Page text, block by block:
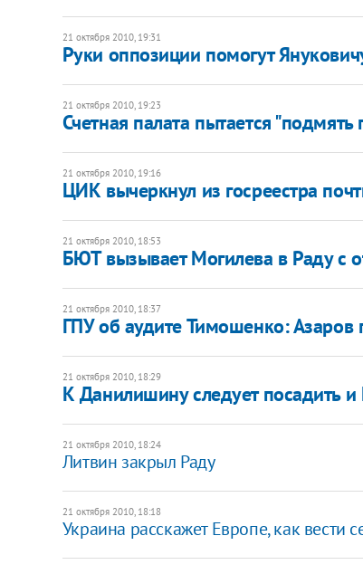
21 октября 2010, 19:31
Руки оппозиции помогут
21 октября 2010, 19:23
Счетная палата пытается
21 октября 2010, 19:16
ЦИК вычеркнул из госреестра
21 октября 2010, 18:53
БЮТ вызывает Могилева в Раду с
21 октября 2010, 18:37
ГПУ об аудите Тимошенко: Азаров
21 октября 2010, 18:29
К Данилишину следует посадить
21 октября 2010, 18:24
Литвин закрыл Раду
21 октября 2010, 18:18
Украина расскажет Европе, как вести